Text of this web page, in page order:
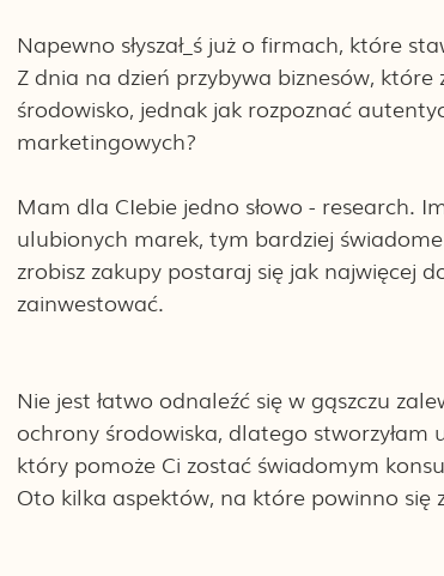
Napewno słyszał_ś już o firmach, które
Z dnia na dzień przybywa biznesów,
środowisko, jednak jak rozpoznać
marketingowych?
Mam dla CIebie jedno słowo - research.
ulubionych marek, tym bardziej
zrobisz zakupy postaraj się jak najwięcej
zainwestować.
Nie jest łatwo odnaleźć się w gąszczu
ochrony środowiska, dlatego stworzyłam
który pomoże Ci zostać świadomym
Oto kilka aspektów, na które powinno się